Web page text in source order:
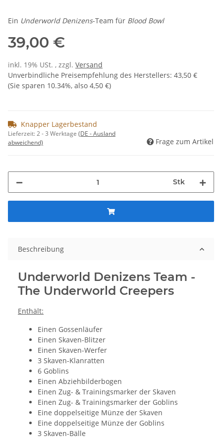
Ein Underworld Denizens-Team für Blood Bowl
39,00 €
inkl. 19% USt. , zzgl. Versand
Unverbindliche Preisempfehlung des Herstellers: 43,50 €
(Sie sparen 10.34%, also 4,50 €)
Knapper Lagerbestand
Lieferzeit:2 - 3 Werktage (DE - Ausland
abweichend)
Frage zum Artikel
Stk
Beschreibung
Underworld Denizens Team -
The Underworld Creepers
Enthält:
Einen Gossenläufer
Einen Skaven-Blitzer
Einen Skaven-Werfer
3 Skaven-Klanratten
6 Goblins
Einen Abziehbilderbogen
Einen Zug- & Trainingsmarker der Skaven
Einen Zug- & Trainingsmarker der Goblins
Eine doppelseitige Münze der Skaven
Eine doppelseitige Münze der Goblins
3 Skaven-Bälle